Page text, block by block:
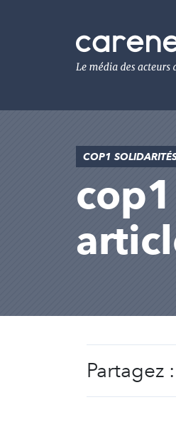
Le
média
de
COP1
Partagez :